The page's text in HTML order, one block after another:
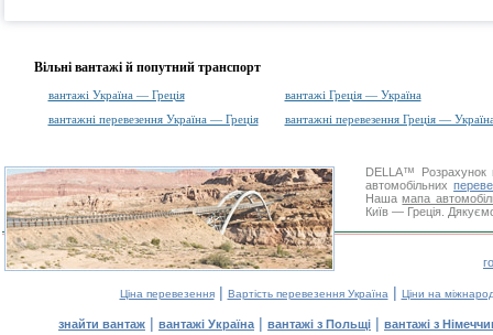
Вільні вантажі й попутний транспорт
вантажі Україна — Греція
вантажі Греція — Україна
вантажні перевезення Україна — Греція
вантажні перевезення Греція —
DELLA™
Розрахунок
автомобільних
Нашамапа
Київ — Греція.
Ціна перевезення| Вартість перевезення Україна | Ціни на
знайти вантаж | вантажі Україна | вантажі з Польщі | вантажі з